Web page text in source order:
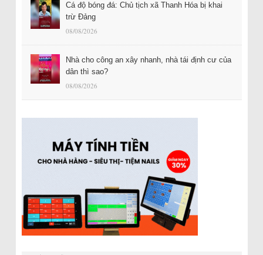
Cá độ bóng đá: Chủ tịch xã Thanh Hóa bị khai
trừ Đảng
08/08/2026
Nhà cho công an xây nhanh, nhà tái định cư của
dân thì sao?
08/08/2026